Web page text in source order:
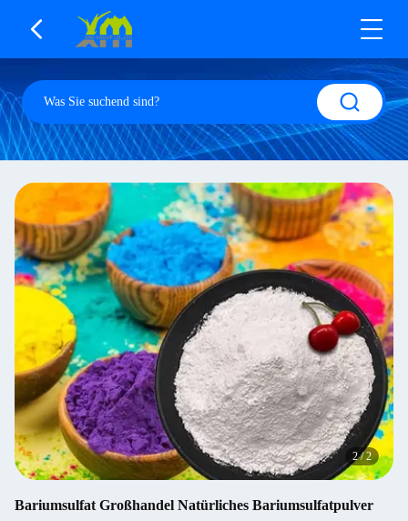
2/2
Bariumsulfat Großhandel Natürliches Bariumsulfatpulver